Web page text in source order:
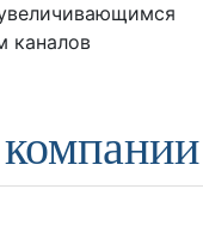
каналов